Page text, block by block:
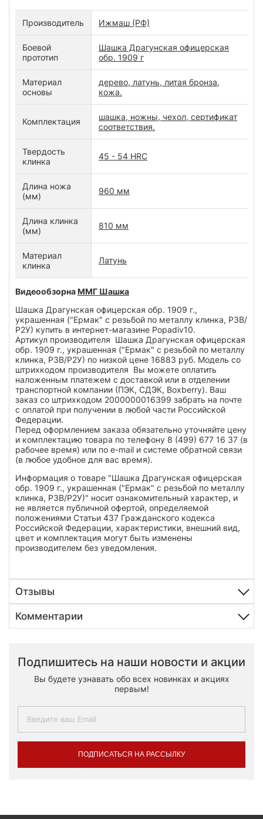
Производитель Ижмаш (РФ)
Боевой
прототип
Шашка Драгунская офицерская
обр. 1909 г
Материал
основы
дерево, латунь, литая бронза,
кожа.
Комплектация
шашка, ножны, чехол, сертификат
соответствия.
Твердость
клинка
45 - 54 HRC
Длина ножа
(мм)
960 мм
Длина клинка
(мм)
810 мм
Материал
клинка
Латунь
Видеообзорна ММГ Шашка
Шашка Драгунская офицерская обр. 1909 г.,
украшенная ("Ермак" с резьбой по металлу клинка, Р3В/
Р2У) купить в интернет-магазине Popadiv10.
Артикул производителя Шашка Драгунская офицерская
обр. 1909 г., украшенная ("Ермак" с резьбой по металлу
клинка, Р3В/Р2У) по низкой цене 16883 руб. Модель со
штрихкодом производителя Вы можете оплатить
наложенным платежем с доставкой или в отделении
транспортной компании (ПЭК, СДЭК, Boxberry). Ваш
заказ со штрихкодом 2000000016399 забрать на почте
с оплатой при получении в любой части Российской
Федерации.
Перед оформлением заказа обязательно уточняйте цену
и комплектацию товара по телефону 8 (499) 677 16 37 (в
рабочее время) или по e-mail и системе обратной связи
(в любое удобное для вас время).
Информация о товаре "Шашка Драгунская офицерская
обр. 1909 г., украшенная ("Ермак" с резьбой по металлу
клинка, Р3В/Р2У)" носит ознакомительный характер, и
не является публичной офертой, определяемой
положениями Статьи 437 Гражданского кодекса
Российской Федерации, характеристики, внешний вид,
цвет и комплектация могут быть изменены
производителем без уведомления.
Отзывы
Комментарии
Подпишитесь на наши новости и акции
Вы будете узнавать обо всех новинках и акциях
первым!
ПОДПИСАТЬСЯ НА РАССЫЛКУ